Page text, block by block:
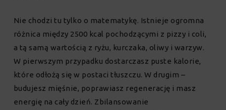
Nie chodzi tu tylko o matematykę. Istnieje ogromna
różnica między 2500 kcal pochodzącymi z pizzy i coli,
a tą samą wartością z ryżu, kurczaka, oliwy i warzyw.
W pierwszym przypadku dostarczasz puste kalorie,
które odłożą się w postaci tłuszczu. W drugim –
budujesz mięśnie, poprawiasz regenerację i masz
energię na cały dzień. Zbilansowanie